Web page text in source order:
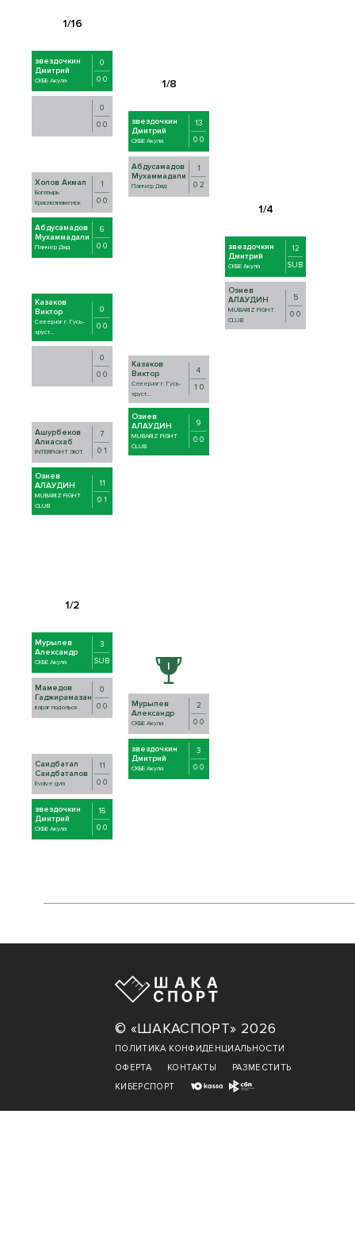
звездочкин
Дмитрий
СКБЕ Акула
0
0 0
0
0 0
Холов Акмал
Богатырь
Краснознаменск
1
0 0
Абдусамадов
Мухаммадали
Панчер Дмд
6
0 0
Казаков
Виктор
Север-юг г. Гусь-
хруст...
0
0 0
0
0 0
Ашурбеков
Алиасхаб
INTERFIGHT ЭЮТ
7
0 1
Озиев
АЛАУДИН
MUBARIZ FIGHT
CLUB
11
0 1
звездочкин
Дмитрий
СКБЕ Акула
13
0 0
Абдусамадов
Мухаммадали
Панчер Дмд
1
0 2
Казаков
Виктор
Север-юг г. Гусь-
хруст...
4
1 0
Озиев
АЛАУДИН
MUBARIZ FIGHT
CLUB
9
0 0
звездочкин
Дмитрий
СКБЕ Акула
12
SUB
Озиев
АЛАУДИН
MUBARIZ FIGHT
CLUB
5
0 0
Мурылев
Александр
СКБЕ Акула
3
SUB
Мамедов
Гаджирамазан
варяг подольск
0
0 0
Саидбатал
Саидбаталов
Evolve gym
11
0 0
звездочкин
Дмитрий
СКБЕ Акула
16
0 0
Мурылев
Александр
СКБЕ Акула
2
0 0
звездочкин
Дмитрий
СКБЕ Акула
3
0 0
© «ШАКАСПОРТ» 2026
ПОЛИТИКА КОНФИДЕНЦИАЛЬНОСТИ
ОФЕРТА
КОНТАКТЫ
РАЗМЕСТИТЬ
КИБЕРСПОРТ